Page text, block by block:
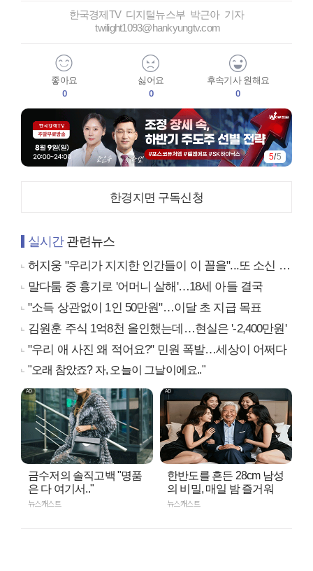
한국경제TV 디지털뉴스부 박근아 기자
twilight1093@hankyungtv.com
좋아요
0
싫어요
0
후속기사 원해요
0
5/5
한경지면 구독신청
실시간관련뉴스
허지웅 "우리가 지지한 인간들이 이 꼴을"...또 소신 발언
말다툼 중 흉기로 '어머니 살해'…18세 아들 결국
"소득 상관없이 1인 50만원"…이달 초 지급 목표
김원훈 주식 1억8천 올인했는데…현실은 '-2,400만원'
"우리 애 사진 왜 적어요?" 민원 폭발…세상이 어쩌다
"오래 참았죠? 자, 오늘이 그날이에요.."
금수저의 솔직고백 "명품
은 다 여기서.."
뉴스캐스트
한반도를 흔든 28cm 남성
의 비밀, 매일 밤 즐거워
뉴스캐스트